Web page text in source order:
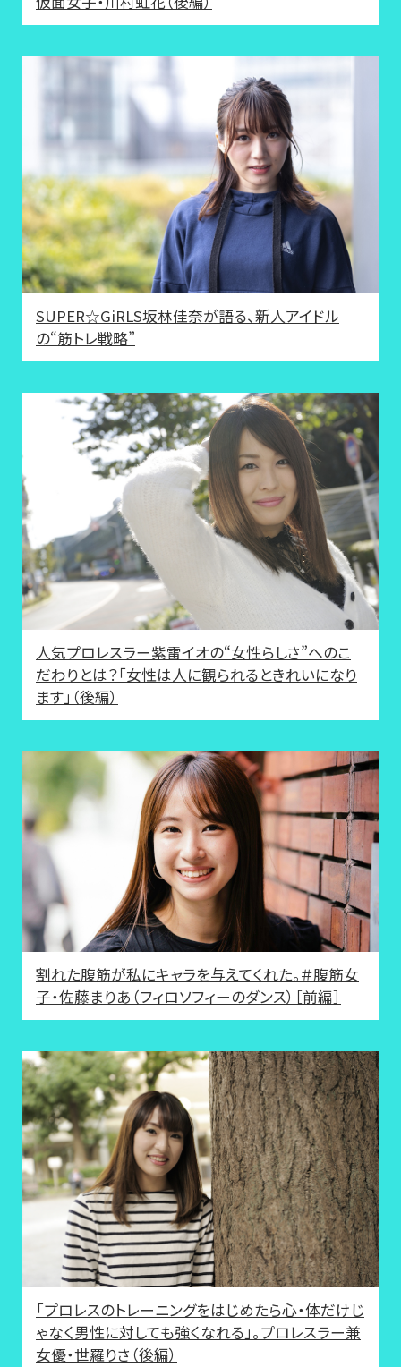
SUPER☆GiRLS坂林佳奈が語る、新人アイドル
の“筋トレ戦略”
人気プロレスラー紫雷イオの“女性らしさ”へのこ
だわりとは？「女性は人に観られるときれいになり
ます」（後編）
割れた腹筋が私にキャラを与えてくれた。＃腹筋女
子・佐藤まりあ（フィロソフィーのダンス）［前編］
「プロレスのトレーニングをはじめたら心・体だけじ
ゃなく男性に対しても強くなれる」。プロレスラー兼
女優・世羅りさ（後編）